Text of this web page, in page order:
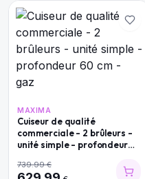
MAXIMA
Cuiseur de qualité
commerciale - 2 brûleurs -
unité simple - profondeur
739.99€